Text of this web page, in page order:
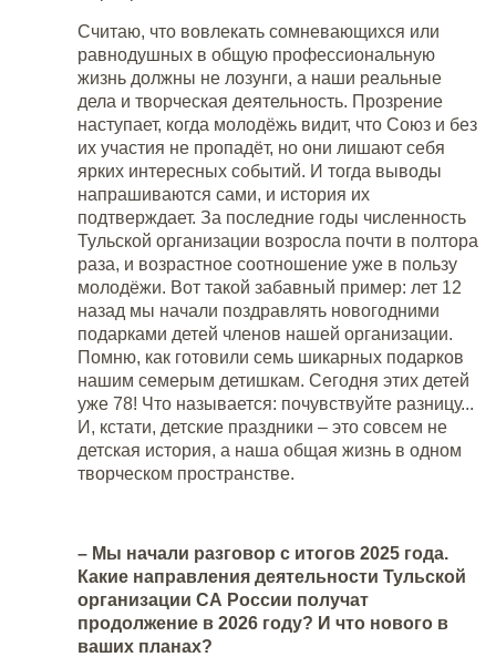
Считаю, что вовлекать сомневающихся или
равнодушных в общую профессиональную
жизнь должны не лозунги, а наши реальные
дела и творческая деятельность. Прозрение
наступает, когда молодёжь видит, что Союз и без
их участия не пропадёт, но они лишают себя
ярких интересных событий. И тогда выводы
напрашиваются сами, и история их
подтверждает. За последние годы численность
Тульской организации возросла почти в полтора
раза, и возрастное соотношение уже в пользу
молодёжи. Вот такой забавный пример: лет 12
назад мы начали поздравлять новогодними
подарками детей членов нашей организации.
Помню, как готовили семь шикарных подарков
нашим семерым детишкам. Сегодня этих детей
уже 78! Что называется: почувствуйте разницу...
И, кстати, детские праздники – это совсем не
детская история, а наша общая жизнь в одном
творческом пространстве.
– Мы начали разговор с итогов 2025 года.
Какие направления деятельности Тульской
организации СА России получат
продолжение в 2026 году? И что нового в
ваших планах?